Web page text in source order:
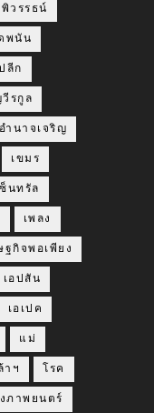
วรรธน์
พนัน
ลีก
รกูล
อำนาจเจริญ
เขมร
นทรัล
เพลง
ฐกิจพอเพียง
เอปสัน
เอเปค
แม่
าฯ โรค
ภาพยนตร์